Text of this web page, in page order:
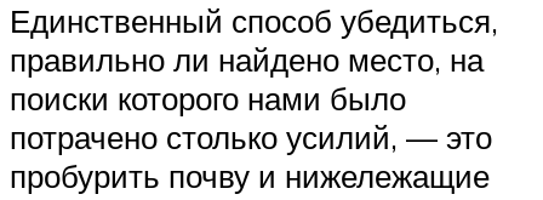
Единственный способ убедиться,
правильно ли найдено место, на
поиски которого нами было
потрачено столько усилий, — это
пробурить почву и нижележащие